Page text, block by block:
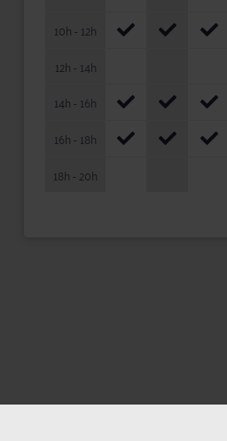
10h - 12h
12h - 14h
14h - 16h
16h - 18h
18h - 20h